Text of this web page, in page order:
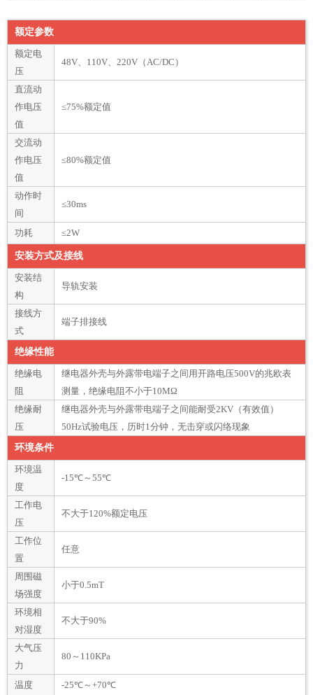
额定参数
额定电
压
48V、110V、220V（AC/DC）
直流动
作电压
值
≤75%额定值
交流动
作电压
值
≤80%额定值
动作时
间
≤30ms
功耗 ≤2W
安装方式及接线
安装结
构
导轨安装
接线方
式
端子排接线
绝缘性能
绝缘电
阻
继电器外壳与外露带电端子之间用开路电压500V的兆欧表
测量，绝缘电阻不小于10MΩ
绝缘耐
压
继电器外壳与外露带电端子之间能耐受2KV（有效值）
50Hz试验电压，历时1分钟，无击穿或闪络现象
环境条件
环境温
度
-15℃～55℃
工作电
压
不大于120%额定电压
工作位
置
任意
周围磁
场强度
小于0.5mT
环境相
对湿度
不大于90%
大气压
力
80～110KPa
温度 -25℃～+70℃